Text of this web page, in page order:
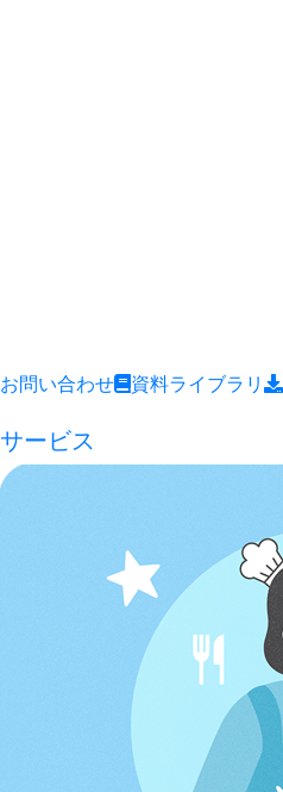
お問い合わせ 資料ライブラリ
サービス